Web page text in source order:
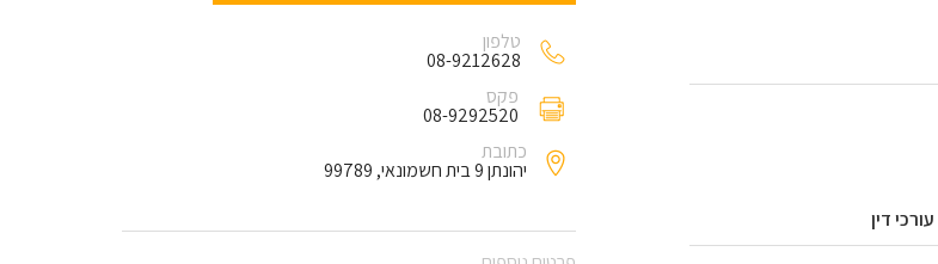
עורכי דין
טלפון
08-9212628
פקס
08-9292520
כתובת
יהונתן 9 בית חשמונאי, 99789